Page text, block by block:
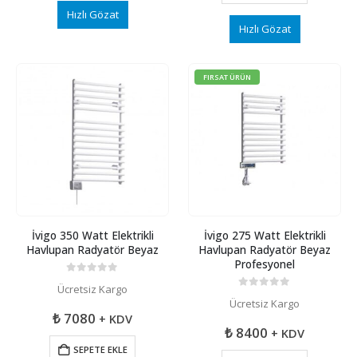
Hızlı Gözat
Hızlı Gözat
İvigo 350 Watt Elektrikli
Havlupan Radyatör Beyaz
Ücretsiz Kargo
₺ 7080 + KDV
SEPETE EKLE
FIRSAT ÜRÜN
İvigo 275 Watt Elektrikli
Havlupan Radyatör Beyaz
Profesyonel
Ücretsiz Kargo
₺ 8400 + KDV